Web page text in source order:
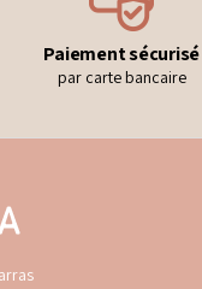
Paiement sécurisé
par carte bancaire